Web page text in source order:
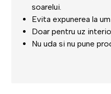
soarelui.
Evita expunerea la
Doar pentru uz
Nu uda si nu pune